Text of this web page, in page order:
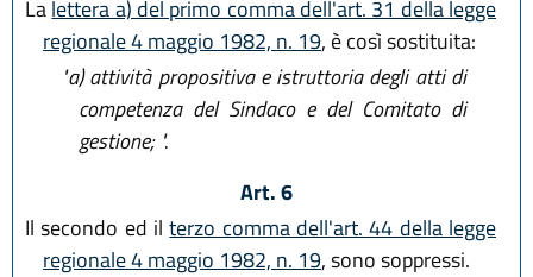
Lalettera a) del primo comma dell'art. 31 della legge
regionale 4 maggio 1982, n. 19, è così sostituita:
"a)attività propositiva e istruttoria degli atti di
competenza del Sindaco e del Comitato di
gestione; ".
Art. 6
Il secondo ed ilterzo comma dell'art. 44 della legge
regionale 4 maggio 1982, n. 19, sono soppressi.